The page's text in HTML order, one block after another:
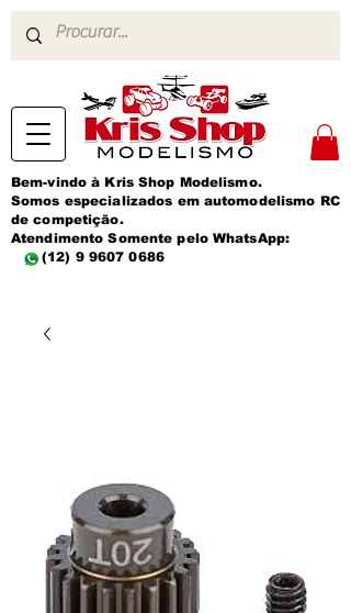
Bem-vindo à Kris Shop Modelismo.
Somos especializados em automodelismo RC
de competição.
Atendimento Somente pelo WhatsApp:
(12) 9 9607 0686